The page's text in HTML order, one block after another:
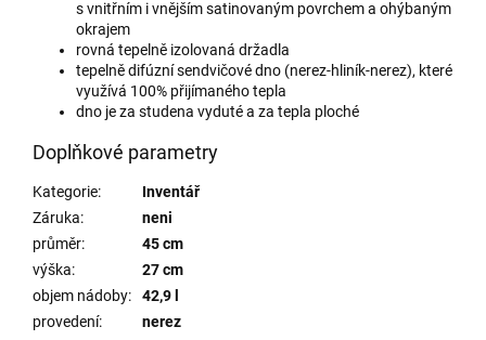
s vnitřním i vnějším satinovaným povrchem a ohýbaným
okrajem
rovná tepelně izolovaná držadla
tepelně difúzní sendvičové dno (nerez-hliník-nerez), které
využívá 100% přijímaného tepla
dno je za studena vyduté a za tepla ploché
Doplňkové parametry
Kategorie:
Inventář
Záruka:
neni
průměr:
45 cm
výška:
27 cm
objem nádoby:
42,9 l
provedení: nerez